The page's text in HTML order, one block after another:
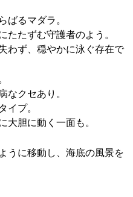
ばるマダラ。
たたずむ守護者のよう。
わず、穏やかに泳ぐ存在で
クセあり。
プ。
大胆に動く一面も。
うに移動し、海底の風景を